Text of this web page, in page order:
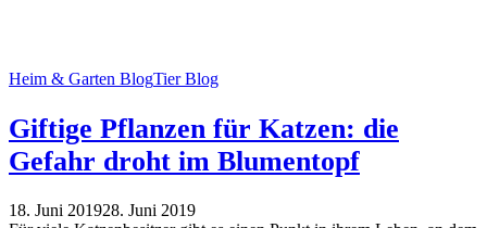
Heim & Garten BlogTier Blog
Giftige Pflanzen für Katzen: die
Gefahr droht im Blumentopf
18. Juni 201928. Juni 2019